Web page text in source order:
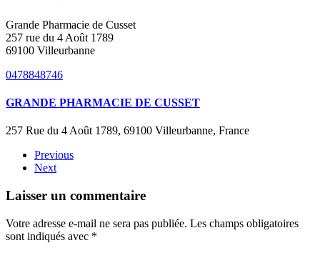
Grande Pharmacie de Cusset
257 rue du 4 Août 1789
69100 Villeurbanne
0478848746
GRANDE PHARMACIE DE CUSSET
257 Rue du 4 Août 1789, 69100 Villeurbanne, France
Previous
Next
Laisser un commentaire
Votre adresse e-mail ne sera pas publiée. Les champs obligatoires
sont indiqués avec *